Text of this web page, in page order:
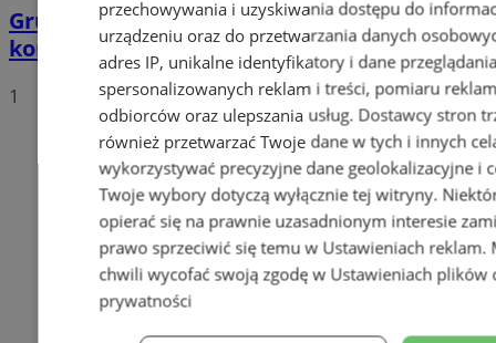
Grupa motocyklistów zatrzymała
kompletnie pijanego mężczyznę
1
przechowywania i uzyskiwania dostępu do
urządzeniu oraz do przetwarzania danych
adres IP, unikalne identyfikatory i dane
spersonalizowanych reklam i treści, pomiaru
odbiorców oraz ulepszania usług. Dostawcy stron
również przetwarzać Twoje dane w tych i innych
wykorzystywać precyzyjne dane geolokalizacyjne i
Twoje wybory dotyczą wyłącznie tej witryny.
opierać się na prawnie uzasadnionym interesie
prawo sprzeciwić się temu w Ustawieniach reklam.
chwili wycofać swoją zgodę w Ustawieniach plików
prywatności